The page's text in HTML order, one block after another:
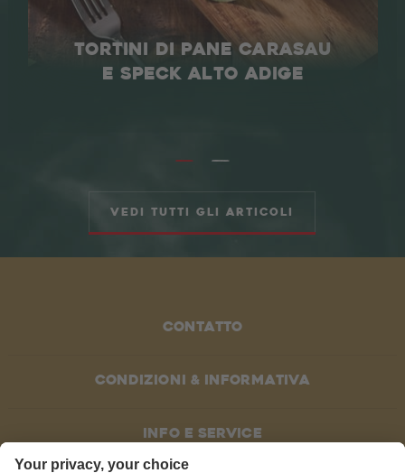
TORTINI DI PANE CARASAU
E SPECK ALTO ADIGE
Vedi tutti gli articoli
Contatto
Condizioni & informativa
Info e service